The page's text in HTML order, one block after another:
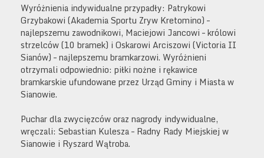
Wyróżnienia indywidualne przypadły: Patrykowi
Grzybakowi (Akademia Sportu Zryw Kretomino) –
najlepszemu zawodnikowi, Maciejowi Jancowi – królowi
strzelców (10 bramek) i Oskarowi Arciszowi (Victoria II
Sianów) – najlepszemu bramkarzowi. Wyróżnieni
otrzymali odpowiednio: piłki nożne i rękawice
bramkarskie ufundowane przez Urząd Gminy i Miasta w
Sianowie.
Puchar dla zwycięzców oraz nagrody indywidualne,
wręczali: Sebastian Kulesza – Radny Rady Miejskiej w
Sianowie i Ryszard Wątroba.